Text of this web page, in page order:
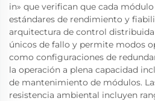
in» que verifican que cada
estándares de rendimiento y
arquitectura de control
únicos de fallo y permite modos
como configuraciones de
la operación a plena capacidad
de mantenimiento de módulos.
resistencia ambiental incluyen